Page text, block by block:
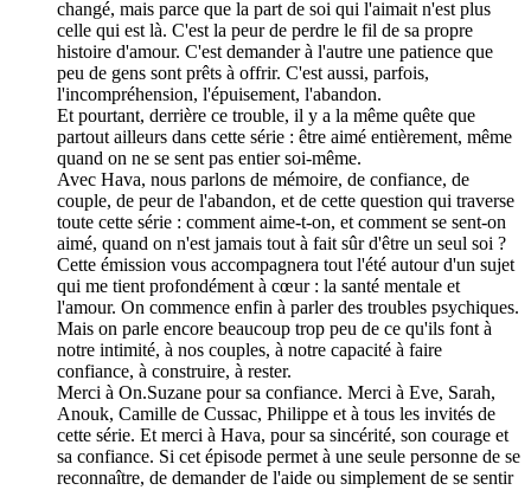
changé, mais parce que la part de soi qui l'aimait n'est plus
celle qui est là. C'est la peur de perdre le fil de sa propre
histoire d'amour. C'est demander à l'autre une patience que
peu de gens sont prêts à offrir. C'est aussi, parfois,
l'incompréhension, l'épuisement, l'abandon.
Et pourtant, derrière ce trouble, il y a la même quête que
partout ailleurs dans cette série : être aimé entièrement, même
quand on ne se sent pas entier soi-même.
Avec Hava, nous parlons de mémoire, de confiance, de
couple, de peur de l'abandon, et de cette question qui traverse
toute cette série : comment aime-t-on, et comment se sent-on
aimé, quand on n'est jamais tout à fait sûr d'être un seul soi ?
Cette émission vous accompagnera tout l'été autour d'un sujet
qui me tient profondément à cœur : la santé mentale et
l'amour. On commence enfin à parler des troubles psychiques.
Mais on parle encore beaucoup trop peu de ce qu'ils font à
notre intimité, à nos couples, à notre capacité à faire
confiance, à construire, à rester.
Merci à On.Suzane pour sa confiance. Merci à Eve, Sarah,
Anouk, Camille de Cussac, Philippe et à tous les invités de
cette série. Et merci à Hava, pour sa sincérité, son courage et
sa confiance. Si cet épisode permet à une seule personne de se
reconnaître, de demander de l'aide ou simplement de se sentir